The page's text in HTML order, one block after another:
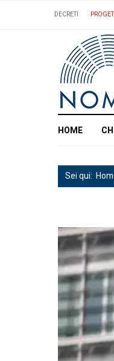
DECRETI
HOME
Sei qui: